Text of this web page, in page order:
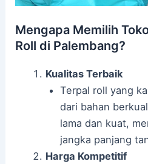
Mengapa Memilih
Roll di Palembang?
Kualitas Terbaik
Terpal roll yang
dari bahan
lama dan kuat,
jangka panjang
Harga Kompetitif